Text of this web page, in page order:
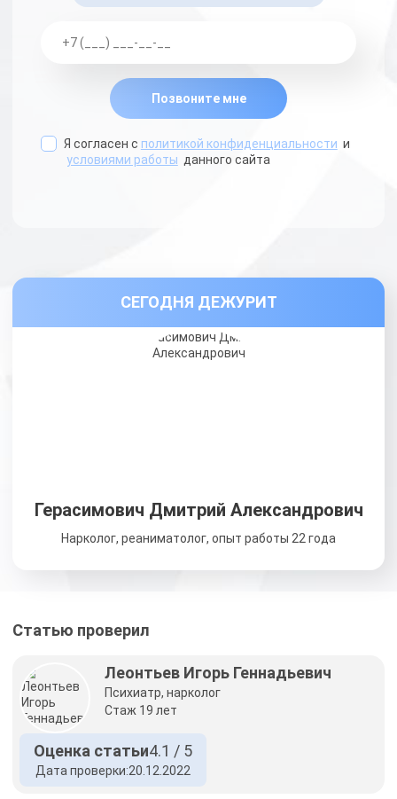
Позвоните мне
Я согласен с политикой конфиденциальности и
условиями работы данного сайта
СЕГОДНЯ ДЕЖУРИТ
Герасимович Дмитрий Александрович
Нарколог, реаниматолог, опыт работы 22 года
Статью проверил
Леонтьев Игорь Геннадьевич
Психиатр, нарколог
Стаж 19 лет
Оценка статьи4.1 / 5
Дата проверки:20.12.2022